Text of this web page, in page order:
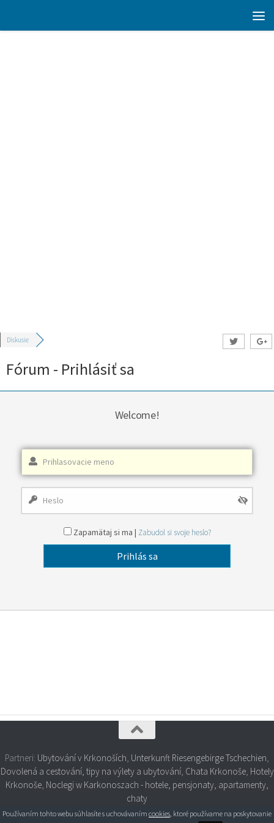
Diskusie
Fórum - Prihlásiť sa
Welcome!
Zapamätaj si ma | Zabudol si svoje heslo?
Partneri: Ubytování v Krkonoších Unterkunft Riesengebirge Tschechien
Dovolená a cestování, tipy na výlety a ubytování, Chata Krkonoše, Hotely
Krkonoše Noclegi w Karkonoszach - hotele, pensjonaty, apartamenty,
chaty
Používaním tohto webu súhlasíte s uchovávaním cookies, ktoré používame na poskytovanie